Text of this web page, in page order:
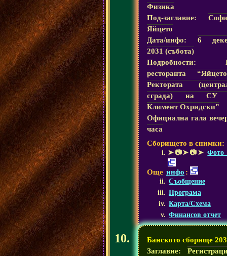
Физика
Под-заглавие:
Яйцето
Дата/инфо: 6
2031 (събота)
Подробности:
ресторанта
Ректората
сграда) на СУ
Климент Охридски”
Официална гала
часа
Сборището в снимки:
➤📷➤📷➤ Фото
Още инфо :
Съобщение
Програма
Карта/Схема
Финансов отчет
Банското сборище
Заглавие: